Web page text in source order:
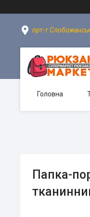
прт-т
Головна
Папка-